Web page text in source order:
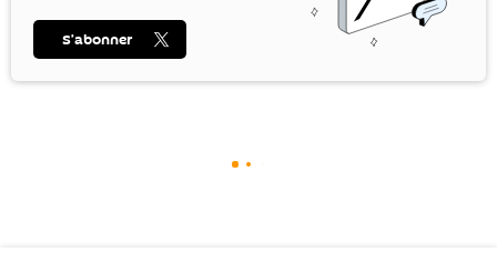
S’abonner